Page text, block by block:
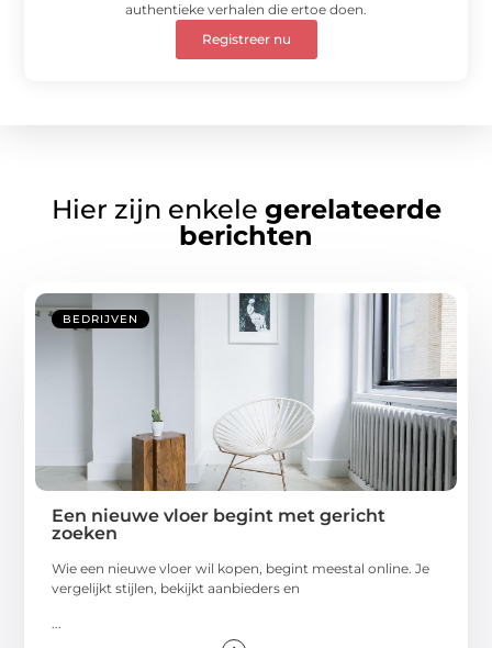
authentieke verhalen die ertoe doen.
Registreer nu
Hier zijn enkele gerelateerde
berichten
BEDRIJVEN
Een nieuwe vloer begint met gericht
zoeken
Wie een nieuwe vloer wil kopen, begint meestal online. Je
vergelijkt stijlen, bekijkt aanbieders en
...